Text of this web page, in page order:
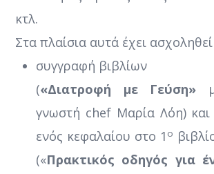
κτλ.
Στα πλαίσια αυτά έχει
συγγραφή βιβλίων
(«Διατροφή με Γεύση»
γνωστή chef Μαρία Λόη)
ενός κεφαλαίου στο 1 ο
(«Πρακτικός οδηγός για